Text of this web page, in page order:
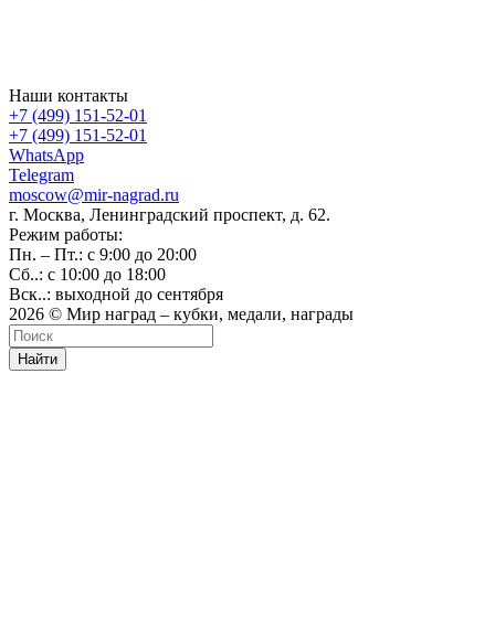
Наши контакты
+7 (499) 151-52-01
+7 (499) 151-52-01
WhatsApp
Telegram
moscow@mir-nagrad.ru
г. Москва, Ленинградский проспект, д. 62.
Режим работы:
Пн. – Пт.: с 9:00 до 20:00
Сб..: с 10:00 до 18:00
Вск..: выходной до сентября
2026 © Мир наград – кубки, медали, награды
Найти